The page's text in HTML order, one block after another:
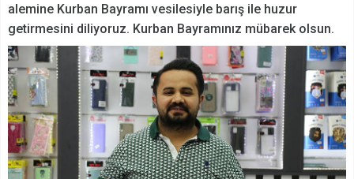
alemine Kurban Bayramı vesilesiyle barış ile huzur
getirmesini diliyoruz. Kurban Bayramınız mübarek olsun.